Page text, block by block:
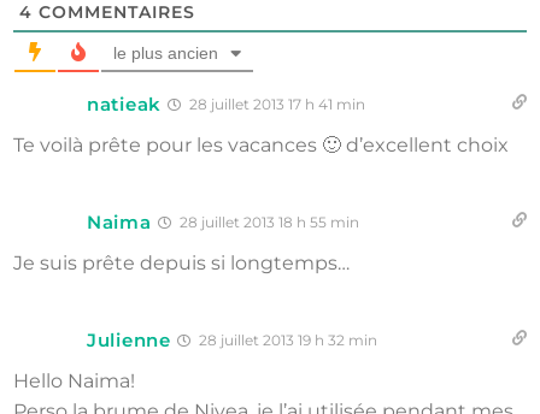
4 COMMENTAIRES
le plus ancien
natieak 28 juillet 2013 17 h 41 min
Te voilà prête pour les vacances 🙂 d’excellent choix
Naima 28 juillet 2013 18 h 55 min
Je suis prête depuis si longtemps…
Julienne 28 juillet 2013 19 h 32 min
Hello Naima!